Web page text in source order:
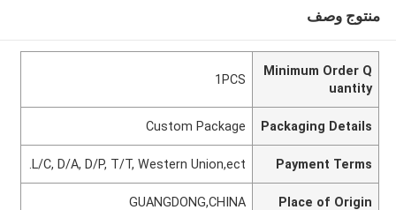
منتوج وصف
Minimum Order Q
uantity
1PCS
Packaging Details
Custom Package
Payment Terms
L/C, D/A, D/P, T/T, Western Union,ect.
Place of Origin
GUANGDONG,CHINA